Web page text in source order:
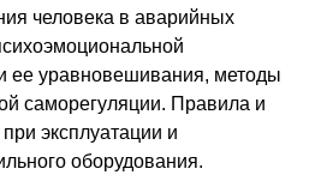
человека в аварийных
ее уравновешивания, методы
саморегуляции. Правила и
эксплуатации и
оборудования.